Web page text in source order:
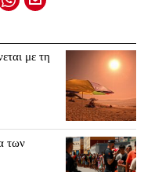
με τη
των